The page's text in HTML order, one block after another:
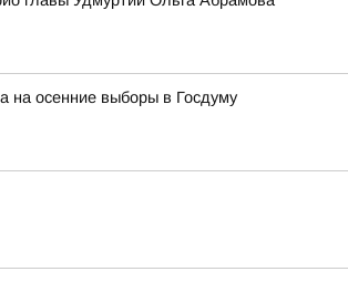
на осенние выборы в Госдуму